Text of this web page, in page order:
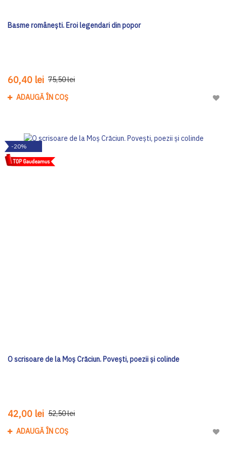
Basme românești. Eroi legendari din popor
60,40 lei 75,50 lei
ADAUGĂ ÎN COȘ
-20%
O scrisoare de la Moș Crăciun. Povești, poezii și colinde
42,00 lei 52,50 lei
ADAUGĂ ÎN COȘ